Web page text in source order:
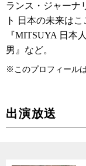
ランス・ジャーナ
ト 日本の未来は
『MITSUYA 日本
男』など。
※このプロフィール
出演放送